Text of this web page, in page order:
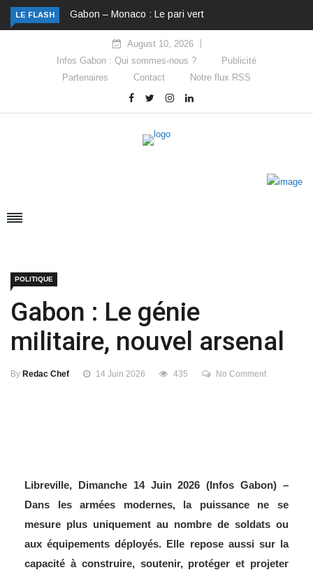
LE FLASH Gabon – Monaco : Le pari vert
August 10, 2026
Infos Gabon : Qui sommes-nous ?
Publicité
Partenaires
Contact Notre flux RSS
POLITIQUE
Gabon : Le génie
militaire, nouvel arsenal
By Redac Chef 14 Juin 2026 435 No Comment
Libreville, Dimanche 14 Juin 2026 (Infos Gabon) –
Dans les armées modernes, la puissance ne se
mesure plus uniquement au nombre de soldats ou
aux équipements déployés. Elle repose aussi sur la
capacité à construire, soutenir, protéger et projeter